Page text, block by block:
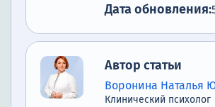
Дата обновления:
Автор статьи
Воронина Наталья
Клинический психолог